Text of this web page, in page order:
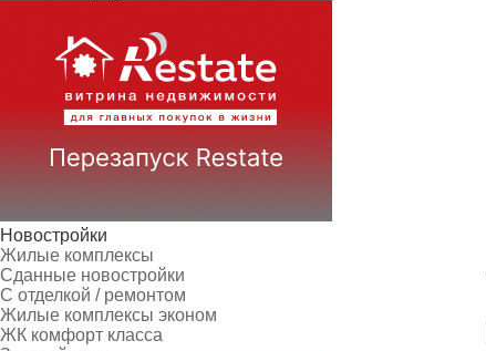
Новостройки
Жилые комплексы
Сданные новостройки
С отделкой / ремонтом
Жилые комплексы эконом
ЖК комфорт класса